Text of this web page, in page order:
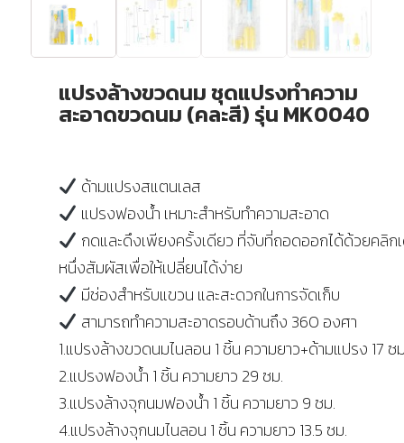
แปรงล้างขวดนม ชุดแปรงทำความ
สะอาดขวดนม (คละสี) รุ่น MK0040
ด้ามแปรงสแตนเลส
แปรงฟองน้ำ เหมาะสำหรับทำความสะอาด
กดและดึงเพียงครั้งเดียว ที่จับที่ถอดออกได้ด้วยคลิก
หนึ่งสัมผัสเพื่อให้เปลี่ยนได้ง่าย
มีช่องสำหรับแขวน และสะดวกในการจัดเก็บ
สามารถทำความสะอาดรอบด้านถึง 360 องศา
1.แปรงล้างขวดนมไนลอน 1 ชิ้น ความยาว+ด้ามแปรง 17 ซ
2.แปรงฟองน้ำ 1 ชิ้น ความยาว 29 ซม.
3.แปรงล้างจุกนมฟองน้ำ 1 ชิ้น ความยาว 9 ซม.
4.แปรงล้างจุกนมไนลอน 1 ชิ้น ความยาว 13.5 ซม.